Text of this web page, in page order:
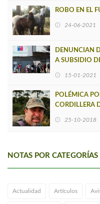
ROBO EN EL
24-06-2021
DENUNCIAN
A SUBSIDIO
15-01-2021
POLÉMICA
CORDILLERA
25-10-2018
NOTAS POR CATEGORÍAS
Actualidad Artículos